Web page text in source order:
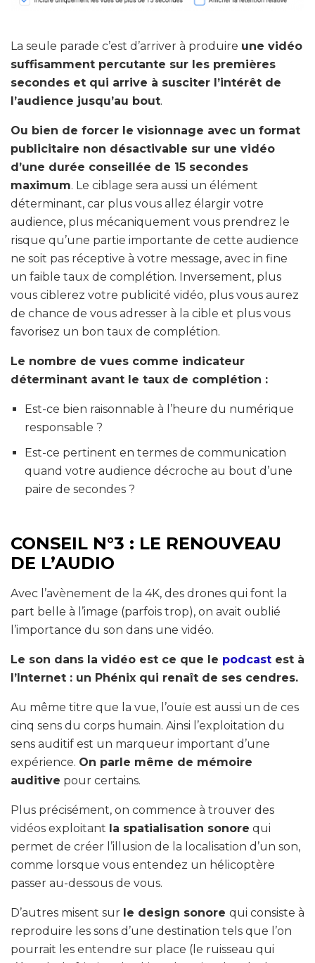
La seule parade c’est d’arriver à produire une vidéo
suffisamment percutante sur les premières
secondes et qui arrive à susciter l’intérêt de
l’audience jusqu’au bout.
Ou bien de forcer le visionnage avec un format
publicitaire non désactivable sur une vidéo
d’une durée conseillée de 15 secondes
maximum. Le ciblage sera aussi un élément
déterminant, car plus vous allez élargir votre
audience, plus mécaniquement vous prendrez le
risque qu’une partie importante de cette audience
ne soit pas réceptive à votre message, avec in fine
un faible taux de complétion. Inversement, plus
vous ciblerez votre publicité vidéo, plus vous aurez
de chance de vous adresser à la cible et plus vous
favorisez un bon taux de complétion.
Le nombre de vues comme indicateur
déterminant avant le taux de complétion :
Est-ce bien raisonnable à l’heure du numérique
responsable ?
Est-ce pertinent en termes de communication
quand votre audience décroche au bout d’une
paire de secondes ?
CONSEIL N°3 : LE RENOUVEAU
DE L’AUDIO
Avec l’avènement de la 4K, des drones qui font la
part belle à l’image (parfois trop), on avait oublié
l’importance du son dans une vidéo.
Le son dans la vidéo est ce que le podcast est à
l’Internet : un Phénix qui renaît de ses cendres.
Au même titre que la vue, l’ouïe est aussi un de ces
cinq sens du corps humain. Ainsi l’exploitation du
sens auditif est un marqueur important d’une
expérience. On parle même de mémoire
auditive pour certains.
Plus précisément, on commence à trouver des
vidéos exploitant la spatialisation sonore qui
permet de créer l’illusion de la localisation d’un son,
comme lorsque vous entendez un hélicoptère
passer au-dessous de vous.
D’autres misent sur le design sonore qui consiste à
reproduire les sons d’une destination tels que l’on
pourrait les entendre sur place (le ruisseau qui